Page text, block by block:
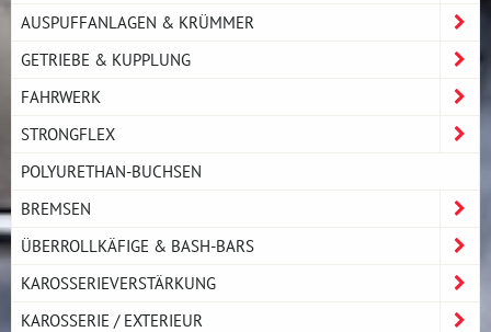
AUSPUFFANLAGEN & KRÜMMER
GETRIEBE & KUPPLUNG
FAHRWERK
STRONGFLEX
POLYURETHAN-BUCHSEN
BREMSEN
ÜBERROLLKÄFIGE & BASH-BARS
KAROSSERIEVERSTÄRKUNG
KAROSSERIE / EXTERIEUR